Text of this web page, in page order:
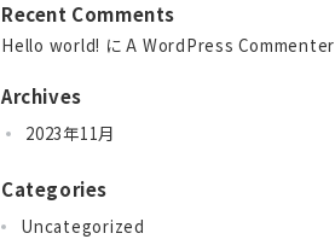
Recent Comments
Hello world! にA WordPress Commenter
Archives
2023年11月
Categories
Uncategorized